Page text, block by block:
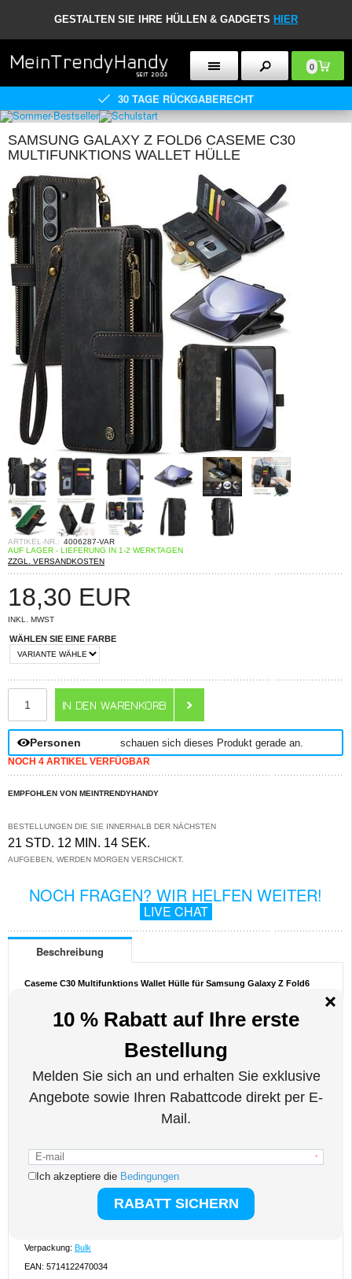
GESTALTEN SIE IHRE HÜLLEN & GADGETS HIER
0
30 TAGE RÜCKGABERECHT
SAMSUNG GALAXY Z FOLD6 CASEME C30
MULTIFUNKTIONS WALLET HÜLLE
ARTIKEL-NR.: 4006287-VAR
AUF LAGER - LIEFERUNG IN 1-2 WERKTAGEN
ZZGL. VERSANDKOSTEN
18,30 EUR
INKL. MWST
WÄHLEN SIE EINE FARBE
Personen schauen sich dieses Produkt gerade an.
NOCH 4 ARTIKEL VERFÜGBAR
EMPFOHLEN VON MEINTRENDYHANDY
BESTELLUNGEN DIE SIE INNERHALB DER NÄCHSTEN
21 STD. 12 MIN. 13 SEK.
AUFGEBEN, WERDEN MORGEN VERSCHICKT.
NOCH FRAGEN? WIR HELFEN WEITER!
LIVE CHAT
Beschreibung
Caseme C30 Multifunktions Wallet Hülle für Samsung Galaxy Z Fold6
Fold6 bietet außergewöhnlichen Rundumschutz und ein exklusives, raffiniertes
Design. Diese elegante Hülle besteht aus hochwertigem Polyurethan, verstärkt
Kartenfächern, einem großen Geldfach innen und einer Außentasche mit
Reißverschluss ausgestattet, die alle durch einen sicheren Magnetverschluss
- Brieftaschenhülle in Premium-Qualität von Caseme für Ihr Samsung Galaxy Z
- Multifunktionale und superpraktische Brieftaschen-Schutzhülle
- Vollständiger Schutz für Ihr Samsung Galaxy Z Fold6 vor Stößen und Stürzen
- Mehr als genug Kartenfächer und ein großes Geldfach auf der Innenseite
- Praktische Reißverschlusstasche auf der Frontklappe für zusätzlichen
Stauraum
- Eine Kickstand-Funktion für komfortables freihändiges Ansehen von Medien
- Mit Magnetverschluss für mehr Sicherheit Ihrer Sachen
- Diese Brieftasche für das Samsung Galaxy Z Fold6 besteht aus Polyurethan
Verpackung: Bulk
EAN: 5714122470034